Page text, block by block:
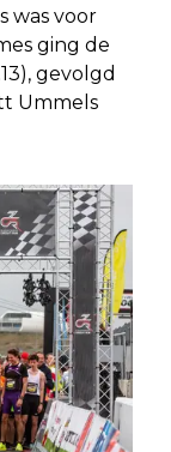
was voor
ging de
gevolgd
Ummels